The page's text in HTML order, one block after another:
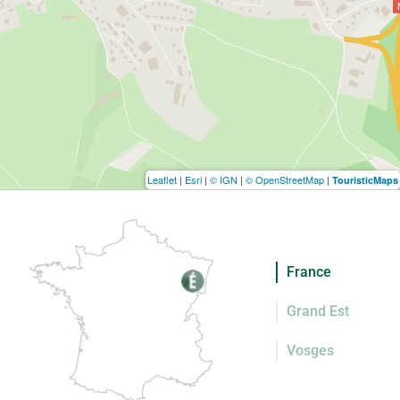
Leaflet | Esri | © IGN | © OpenStreetMap | TouristicMaps
France
Grand Est
Vosges